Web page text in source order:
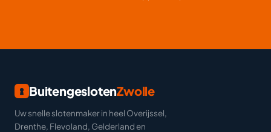
BuitengeslotenZwolle
Uw snelle slotenmaker in heel Overijssel,
Drenthe, Flevoland, Gelderland en